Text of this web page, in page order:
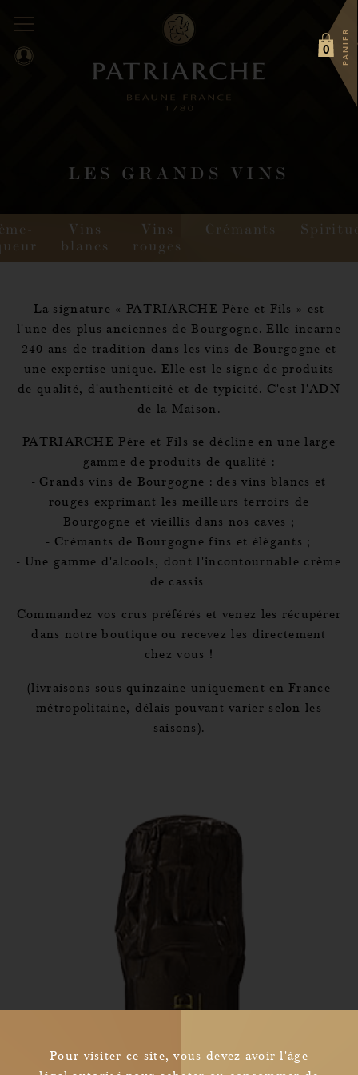
PANIER
0
LES GRANDS VINS
Vins
blancs
Vins
rouges
Crémants
La signature « PATRIARCHE Père et Fils » est
l'une des plus anciennes de Bourgogne. Elle incarne
240 ans de tradition dans les vins de Bourgogne et
une expertise unique. Elle est le signe de produits
de qualité, d'authenticité et de typicité. C'est l'ADN
de la Maison.
PATRIARCHE Père et Fils se décline en une large
gamme de produits de qualité :
- Grands vins de Bourgogne : des vins blancs et
rouges exprimant les meilleurs terroirs de
Bourgogne et vieillis dans nos caves ;
- Crémants de Bourgogne fins et élégants ;
- Une gamme d'alcools, dont l'incontournable crème
de cassis
Commandez vos crus préférés et venez les récupérer
dans notre boutique ou recevez les directement
chez vous !
(livraisons sous quinzaine uniquement en France
métropolitaine, délais pouvant varier selon les
saisons).
Pour visiter ce site, vous devez avoir l'âge